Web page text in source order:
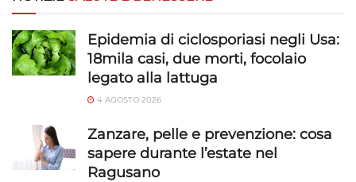
Epidemia di ciclosporiasi negli Usa:
18mila casi, due morti, focolaio
legato alla lattuga
4 AGOSTO 2026
Zanzare, pelle e prevenzione: cosa
sapere durante l’estate nel
Ragusano